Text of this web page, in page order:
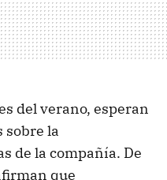
del verano, esperan
sobre la
de la compañía. De
que